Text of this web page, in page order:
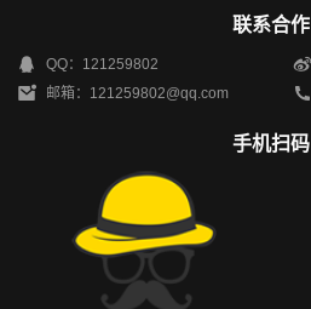
联系合作
QQ：121259802
邮箱：121259802@qq.com
手机扫码